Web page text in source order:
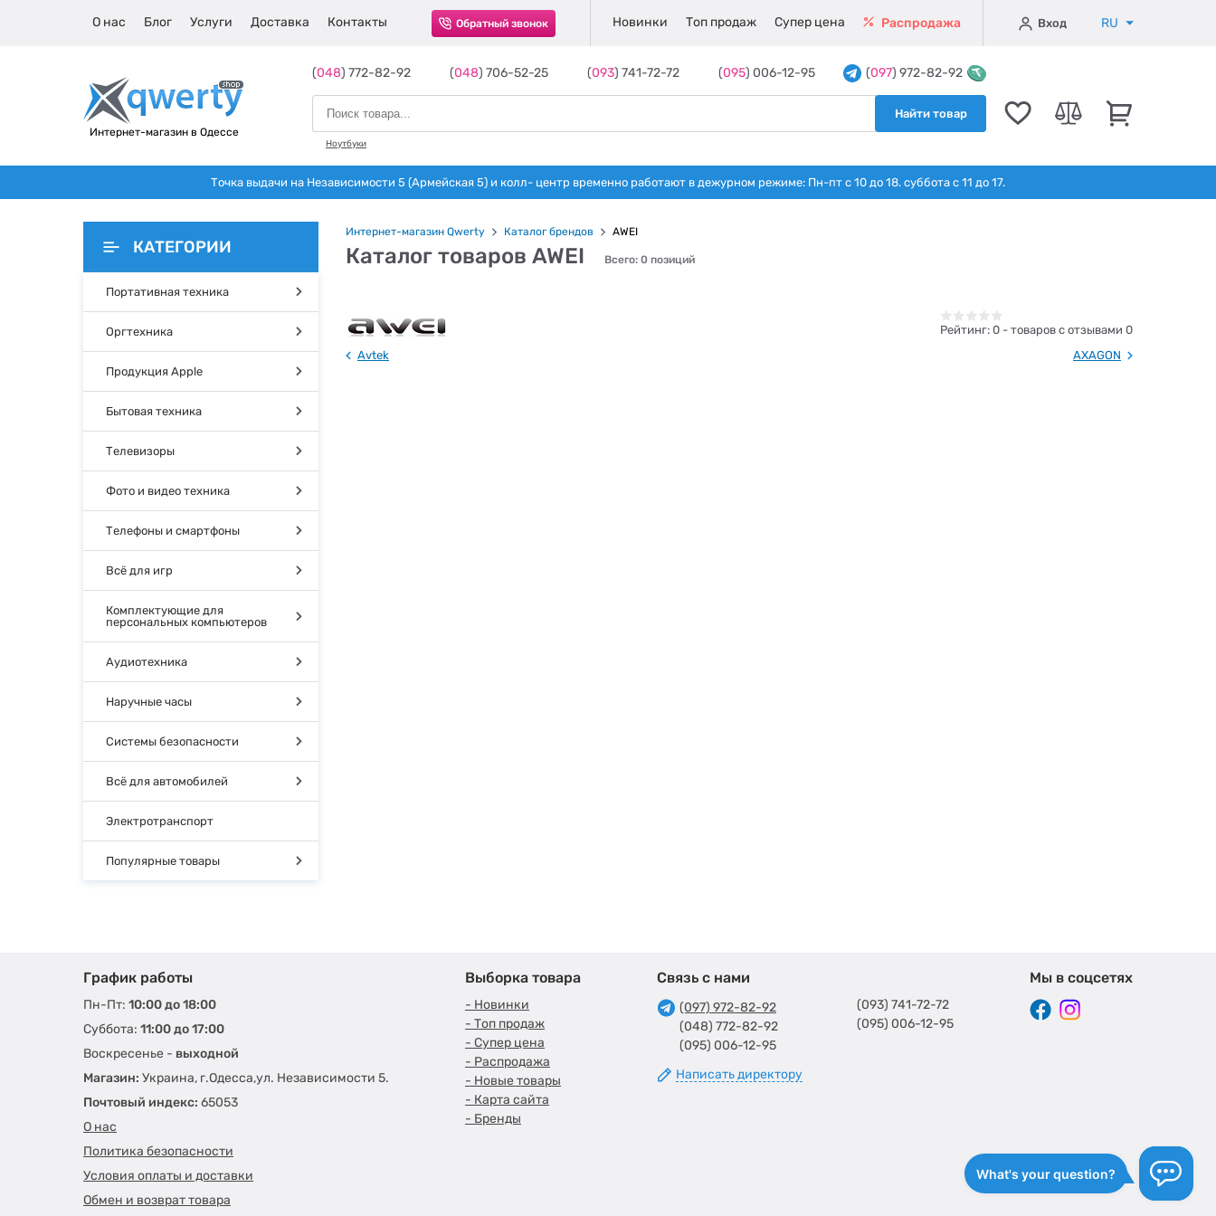
О нас Блог Услуги Доставка Контакты Обратный звонок Новинки Топ продаж Супер цена Распродажа Вход RU
Интернет-магазин в Одессе
(048) 772-82-92 (048) 706-52-25 (093) 741-72-72 (095) 006-12-95 (097) 972-82-92
Найти товар
Ноутбуки
Точка выдачи на Независимости 5 (Армейская 5) и колл- центр временно работают в дежурном режиме: Пн-пт с 10 до 18. суббота с 11 до 17.
КАТЕГОРИИ
Портативная техника
Оргтехника
Продукция Apple
Бытовая техника
Телевизоры
Фото и видео техника
Телефоны и смартфоны
Всё для игр
Комплектующие для
персональных компьютеров
Аудиотехника
Наручные часы
Системы безопасности
Всё для автомобилей
Электротранспорт
Популярные товары
Интернет-магазин Qwerty Каталог брендов AWEI
Каталог товаров AWEI Всего: 0 позиций
Рейтинг: 0 - товаров с отзывами 0
Avtek
AXAGON
График работы
Пн-Пт: 10:00 до 18:00
Суббота: 11:00 до 17:00
Воскресенье - выходной
Магазин: Украина, г.Одесса,ул. Независимости 5.
Почтовый индекс: 65053
О нас
Политика безопасности
Условия оплаты и доставки
Обмен и возврат товара
Выборка товара
- Новинки
- Топ продаж
- Супер цена
- Распродажа
- Новые товары
- Карта сайта
- Бренды
Связь с нами
(097) 972-82-92
(048) 772-82-92
(095) 006-12-95
Написать директору
(093) 741-72-72
(095) 006-12-95
Мы в соцсетях